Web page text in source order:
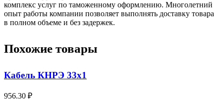
комплекс услуг по таможенному оформлению. Многолетний
опыт работы компании позволяет выполнять доставку товара
в полном объеме и без задержек.
Похожие товары
Кабель КНРЭ 33х1
956.30 ₽